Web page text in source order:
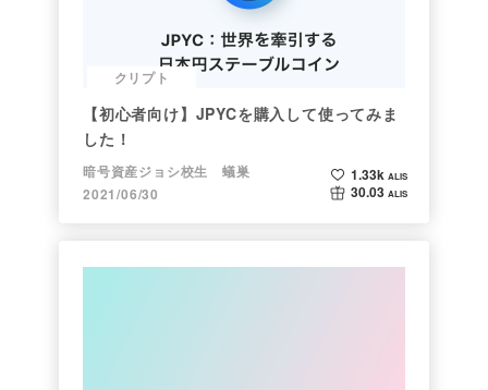
クリプト
【初心者向け】JPYCを購入して使ってみま
した！
暗号資産ジョシ校生 蟻巣
2021/06/30
1.33k ALIS
30.03 ALIS